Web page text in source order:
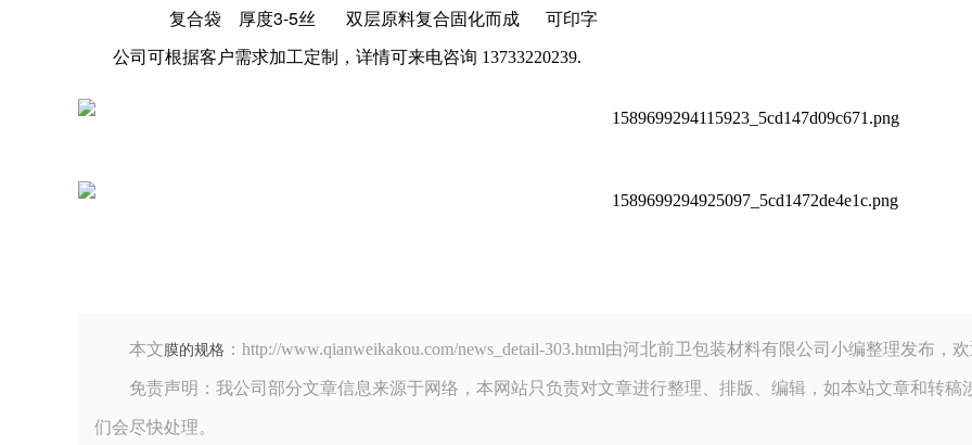
复合袋 厚度3-5丝 双层原料复合固化而成 可印字
公司可根据客户需求加工定制，详情可来电咨询 13733220239.
本文膜的规格 ：http://www.qianweikakou.com/news_detail-303.html由河北前卫包装材料有限公司小编整理发布，
免责声明：我公司部分文章信息来源于网络，本网站只负责对文章进行整理、排版、编辑，如本站文章和转
们会尽快处理。